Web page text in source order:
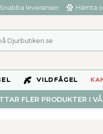
Snabba leveranser Hämta
VILDFÅGEL
FLER PRODUKTER I